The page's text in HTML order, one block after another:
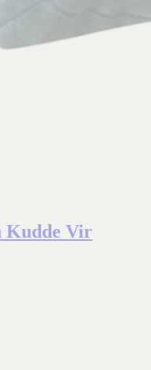
Kudde Vir